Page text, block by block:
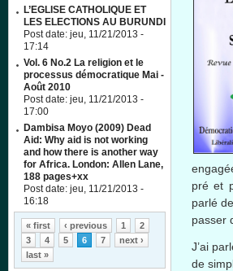
pré et
parlé
passer
J’ai
de
L’EGLISE CATHOLIQUE ET
LES ELECTIONS AU BURUNDI
Post date: jeu, 11/21/2013 -
17:14
Vol. 6 No.2 La religion et le
processus démocratique Mai -
Août 2010
Post date: jeu, 11/21/2013 -
17:00
Dambisa Moyo (2009) Dead
Aid: Why aid is not working
and how there is another way
for Africa. London: Allen Lane,
188 pages+xx
Post date: jeu, 11/21/2013 -
16:18
Pages
« first ‹ previous 1
2
3
4 5 6 7
next ›
last »